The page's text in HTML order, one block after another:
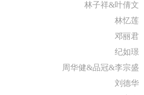
林子祥&叶倩文
林忆莲
邓丽君
纪如璟
周华健&品冠&李宗盛
刘德华